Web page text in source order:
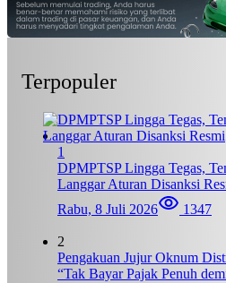
Terpopuler
1
DPMPTSP Lingga Tegas,
Langgar Aturan Disanksi
Rabu, 8 Juli 2026
1347
2
Pengakuan Jujur Oknum
“Tak Bayar Pajak Penuh